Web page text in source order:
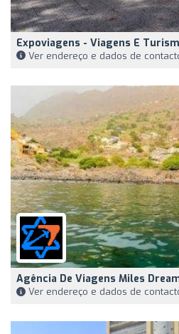
Expoviagens - Viagens E
Ver endereço e dados de
Agência De Viagens Miles
Ver endereço e dados de